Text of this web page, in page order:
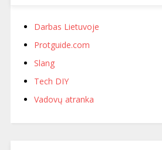
Darbas Lietuvoje
Protguide.com
Slang
Tech DIY
Vadovų atranka